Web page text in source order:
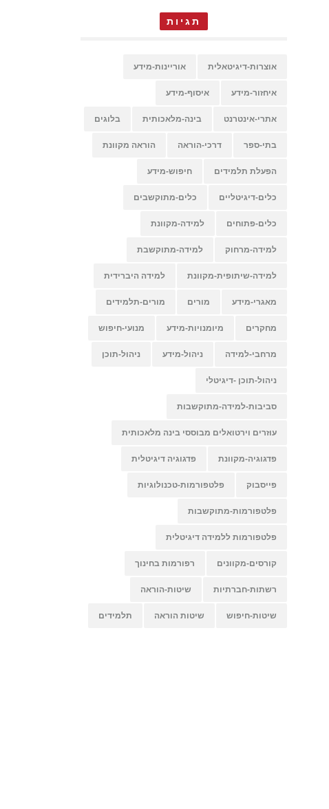
תגיות
אוצרות-דיגיטאלית אוריינות-מידע
איחזור-מידע איסוף-מידע
אתרי-אינטרנט בינה-מלאכותית בלוגים
בתי-ספר דרכי-הוראה הוראה מקוונת
הפעלת תלמידים חיפוש-מידע
כלים-דיגיטליים כלים-מתוקשבים
כלים-פתוחים למידה-מקוונת
למידה-מרחוק למידה-מתוקשבת
למידה-שיתופית-מקוונת למידה היברידית
מאגרי-מידע מורים מורים-תלמידים
מחקרים מיומנויות-מידע מנועי-חיפוש
מרחבי-למידה ניהול-מידע ניהול-תוכן
ניהול-תוכן -דיגיטלי
סביבות-למידה-מתוקשבות
עוזרים וירטואלים מבוססי בינה מלאכותית
פדגוגיה-מקוונת פדגוגיה דיגיטלית
פייסבוק פלטפורמות-טכנולוגיות
פלטפורמות-מתוקשבות
פלטפורמות ללמידה דיגיטלית
קורסים-מקוונים רפורמות בחינוך
רשתות-חברתיות שיטות-הוראה
שיטות-חיפוש שיטות הוראה תלמידים